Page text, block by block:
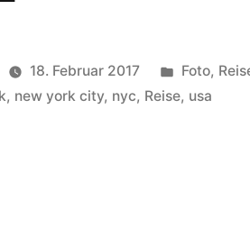
18. Februar 2017
unter
Foto,
, new york city, nyc, Reise, usa